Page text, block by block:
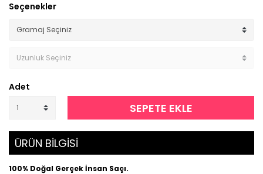
Seçenekler
Adet
SEPETE EKLE
ÜRÜN BİLGİSİ
100% Doğal Gerçek İnsan Saçı.